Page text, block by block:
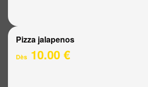
Pizza jalapenos
Dès 10.00 €